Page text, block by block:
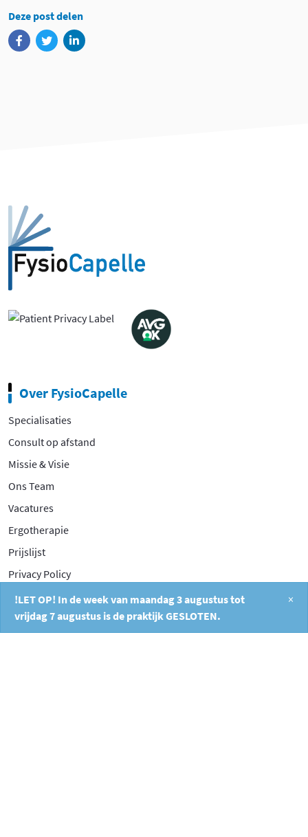
!LET OP! In de week van maandag 3 augustus tot
vrijdag 7 augustus is de praktijk GESLOTEN.
×
Deze post delen
Over FysioCapelle
Specialisaties
Consult op afstand
Missie & Visie
Ons Team
Vacatures
Ergotherapie
Prijslijst
Privacy Policy
Contact